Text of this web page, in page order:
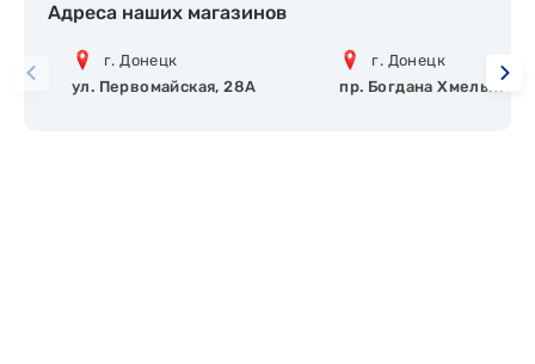
Адреса наших магазинов
г. Донецк
ул. Первомайская, 28А
г. Донецк
пр. Богдана